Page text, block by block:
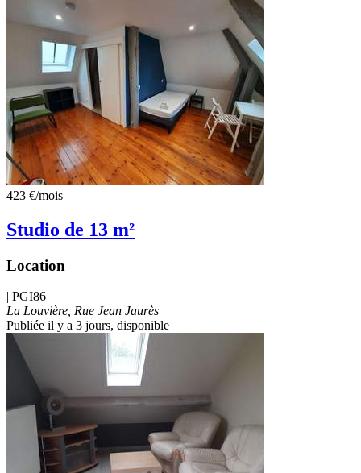
423 €/mois
Studio de 13 m²
Location
| PGI86
La Louvière, Rue Jean Jaurès
Publiée il y a 3 jours, disponible